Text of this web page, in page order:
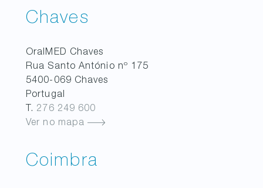
Chaves
OralMED Chaves
Rua Santo António nº 175
5400-069 Chaves
Portugal
T. 276 249 600
Ver no mapa
Coimbra